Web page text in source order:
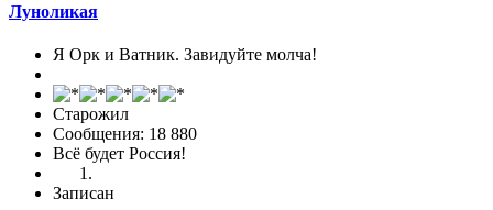
Луноликая
Я Орк и Ватник. Завидуйте молча!
Старожил
Сообщения: 18 880
Всё будет Россия!
Записан